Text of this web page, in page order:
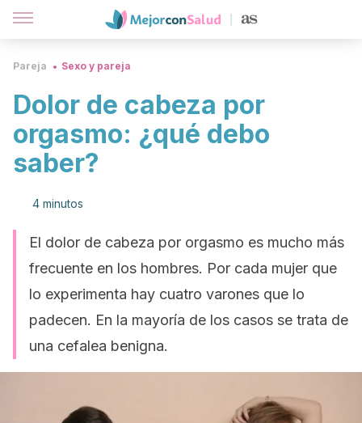
Pareja Sexo y pareja
Dolor de cabeza por
orgasmo: ¿qué debo
saber?
4 minutos
El dolor de cabeza por orgasmo es mucho más
frecuente en los hombres. Por cada mujer que
lo experimenta hay cuatro varones que lo
padecen. En la mayoría de los casos se trata de
una cefalea benigna.